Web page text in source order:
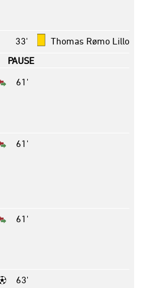
33'
Thomas Rømo Lillo
PAUSE
61'
61'
61'
63'